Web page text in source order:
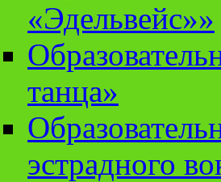
«Эдельвейс»»
танца»
эстрадного